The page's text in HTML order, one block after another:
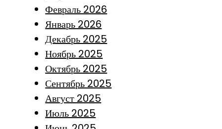
Февраль 2026
Январь 2026
Декабрь 2025
Ноябрь 2025
Октябрь 2025
Сентябрь 2025
Август 2025
Июль 2025